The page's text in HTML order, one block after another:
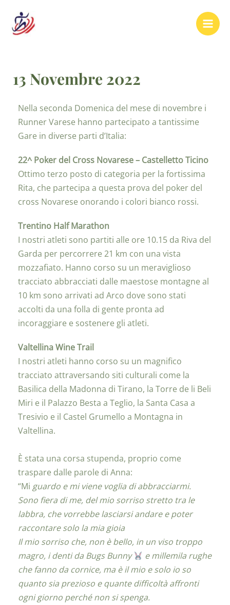
13 Novembre 2022
Nella seconda Domenica del mese di novembre i
Runner Varese hanno partecipato a tantissime
Gare in diverse parti d’Italia:
22^ Poker del Cross Novarese – Castelletto Ticino
Ottimo terzo posto di categoria per la fortissima
Rita, che partecipa a questa prova del poker del
cross Novarese onorando i colori bianco rossi.
Trentino Half Marathon
I nostri atleti sono partiti alle ore 10.15 da Riva del
Garda per percorrere 21 km con una vista
mozzafiato. Hanno corso su un meraviglioso
tracciato abbracciati dalle maestose montagne al
10 km sono arrivati ad Arco dove sono stati
accolti da una folla di gente pronta ad
incoraggiare e sostenere gli atleti.
Valtellina Wine Trail
I nostri atleti hanno corso su un magnifico
tracciato attraversando siti culturali come la
Basilica della Madonna di Tirano, la Torre de li Beli
Miri e il Palazzo Besta a Teglio, la Santa Casa a
Tresivio e il Castel Grumello a Montagna in
Valtellina.
È stata una corsa stupenda, proprio come
traspare dalle parole di Anna:
“Mi guardo e mi viene voglia di abbracciarmi.
Sono fiera di me, del mio sorriso stretto tra le
labbra, che vorrebbe lasciarsi andare e poter
raccontare solo la mia gioia
Il mio sorriso che, non è bello, in un viso troppo
magro, i denti da Bugs Bunny
e millemila rughe
che fanno da cornice, ma è il mio e solo io so
quanto sia prezioso e quante difficoltà affronti
ogni giorno perché non si spenga.